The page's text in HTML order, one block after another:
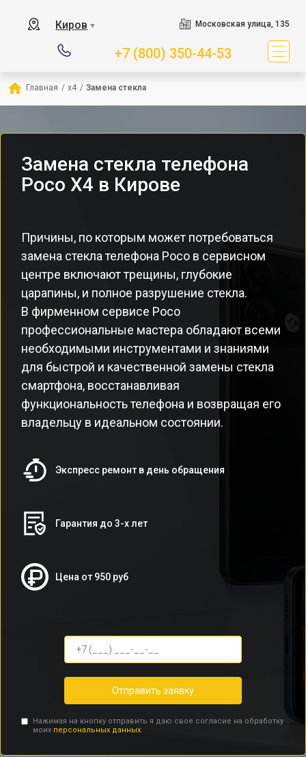
Киров ▼ Московская улица, 135
+7 (800) 350-44-53
Главная / x4 / Замена стекла
Замена стекла телефона
Poco X4 в Кирове
Причины, по которым может потребоваться
замена стекла телефона Poco в сервисном
центре включают трещины, глубокие
царапины, и полное разрушение стекла.
В фирменном сервисе Poco
профессиональные мастера обладают всеми
необходимыми инструментами и знаниями
для быстрой и качественной замены стекла
смартфона, восстанавливая
функциональность телефона и возвращая его
владельцу в идеальном состоянии.
Экспресс ремонт в день обращения
Гарантия до 3-х лет
Цена от 950 руб
Отправить заявку
Нажимая на кнопку отправить я даю свое согласие на обработку
моих персональных данных.